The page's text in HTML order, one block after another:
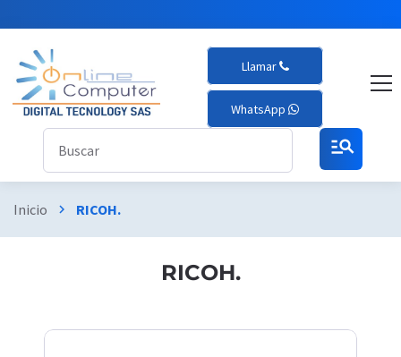
Llamar
WhatsApp
manage_search
Inicio chevron_right RICOH.
RICOH.